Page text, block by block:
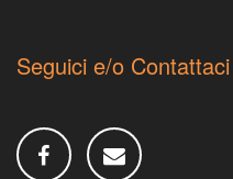
Seguici e/o Contattaci